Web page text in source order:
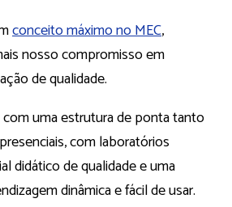
conceito máximo no MEC,
nosso compromisso em
de qualidade.
uma estrutura de ponta tanto
com laboratórios
didático de qualidade e uma
dinâmica e fácil de usar.